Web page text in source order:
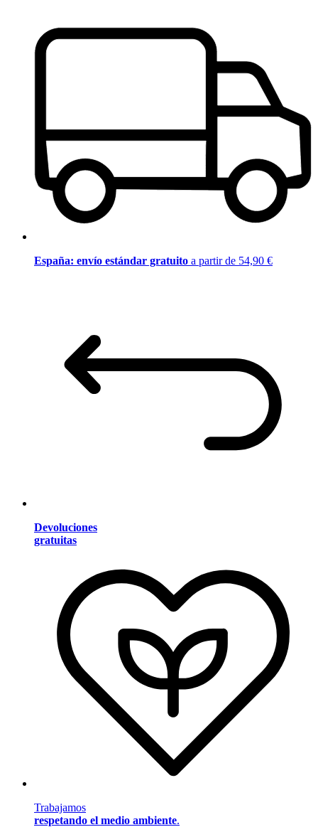
España: envío estándar gratuito a partir de 54,90 €
Devoluciones
gratuitas
Trabajamos
respetando el medio ambiente.